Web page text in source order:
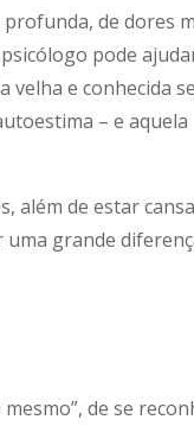
de dores
pode
e conhecida
– e aquela
além de estar
grande
de se